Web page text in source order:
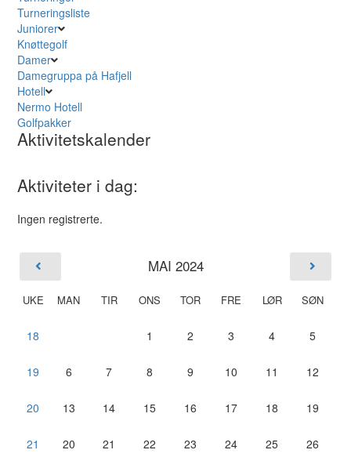
Turneringsliste
Juniorer
Knøttegolf
Damer
Damegruppa på Hafjell
Hotell
Nermo Hotell
Golfpakker
Aktivitetskalender
Aktiviteter i dag:
Ingen registrerte.
MAI 2024
UKE MAN TIR ONS TOR FRE LØR SØN
18 1 2 3 4 5
19 6 7 8 9 10 11 12
20 13 14 15 16 17 18 19
21 20 21 22 23 24 25 26